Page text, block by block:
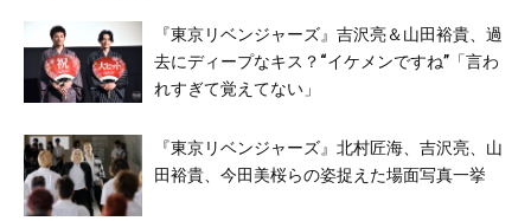
『東京リベンジャーズ』吉沢亮＆山田裕貴、過
去にディープなキス？“イケメンですね”「言わ
れすぎて覚えてない」
『東京リベンジャーズ』北村匠海、吉沢亮、山
田裕貴、今田美桜らの姿捉えた場面写真一挙